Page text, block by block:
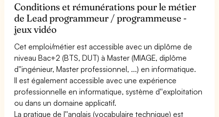
Conditions et rémunérations pour le métier
de Lead programmeur / programmeuse -
jeux vidéo
Cet emploi/métier est accessible avec un diplôme de
niveau Bac+2 (BTS, DUT) à Master (MIAGE, diplôme
d''ingénieur, Master professionnel, ...) en informatique.
Il est également accessible avec une expérience
professionnelle en informatique, système d''exploitation
ou dans un domaine applicatif.
La pratique de l''anglais (vocabulaire technique) est